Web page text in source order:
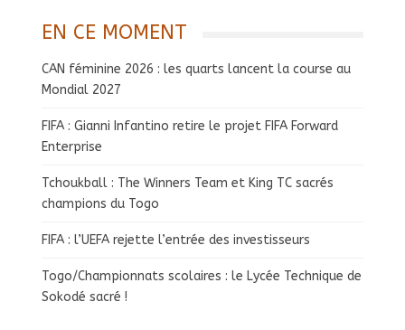
EN CE MOMENT
CAN féminine 2026 : les quarts lancent la course au
Mondial 2027
FIFA : Gianni Infantino retire le projet FIFA Forward
Enterprise
Tchoukball : The Winners Team et King TC sacrés
champions du Togo
FIFA : l’UEFA rejette l’entrée des investisseurs
Togo/Championnats scolaires : le Lycée Technique de
Sokodé sacré !